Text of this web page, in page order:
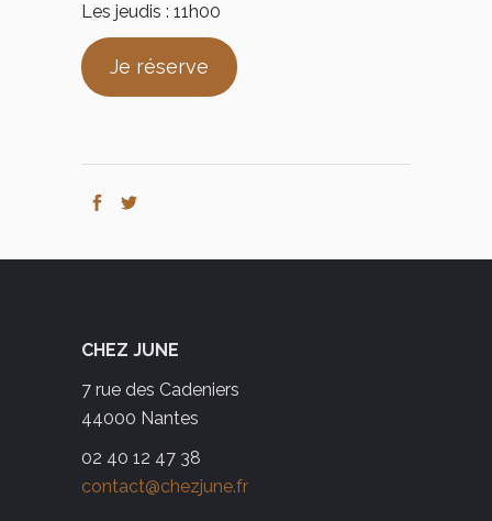
Les jeudis : 11h00
Je réserve
CHEZ JUNE
7 rue des Cadeniers
44000 Nantes
02 40 12 47 38
contact@chezjune.fr